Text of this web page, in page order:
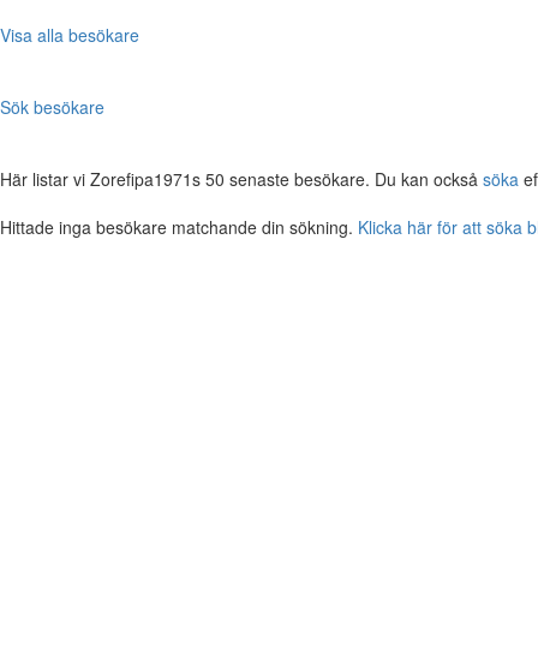
Visa alla besökare
Sök besökare
Här listar vi Zorefipa1971s 50 senaste besökare. Du kan också söka
Hittade inga besökare matchande din sökning. Klicka här för att söka